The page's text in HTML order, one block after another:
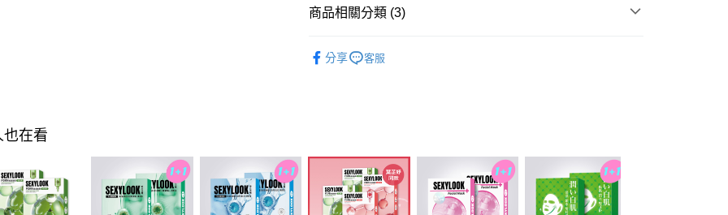
２．訂單成立數日內，您將收到繳費通知簡訊。
※ 請注意：結帳手續完成當下不需立刻繳費，但若您需要取消訂單，請聯
１．透過由恩沛科技股份有限公司提供之「AFTEE先享後付」服務完成之
交易，需依本服務之必要範圍內提供個人資料，並將交易相關給付款項請
求債權轉讓予恩沛科技股份有限公司。
付款後全家取貨
7-11付款取貨
每筆NT$100，滿NT$600(含以上)免運費
商品相關分類 (3)
分享 客服
也在看